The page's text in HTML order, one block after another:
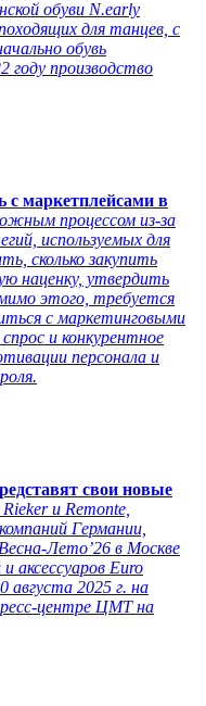
обуви N.early
для танцев, с
обувь
году производство
с маркетплейсами в
процессом из-за
используемых для
сколько закупить
наценку, утвердить
этого, требуется
с маркетинговыми
и конкурентное
персонала и
свои новые
и Remonte,
Германии,
Лето’26 в Москве
аксессуаров Euro
августа 2025 г. на
центре ЦМТ на